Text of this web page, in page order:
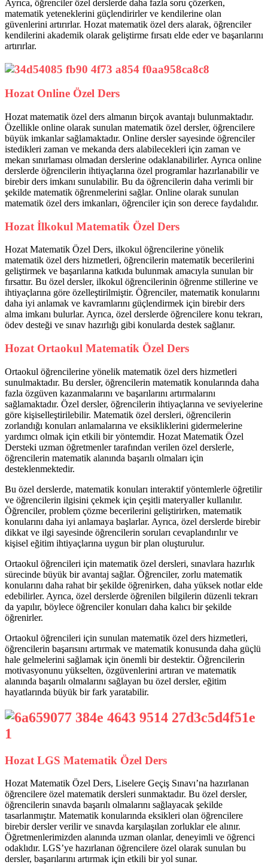
Ayrıca, öğrenciler özel derslerde daha fazla soru çözerken,
matematik yeteneklerini güçlendirirler ve kendilerine olan
güvenlerini artırırlar. Hozat matematik özel ders alarak, öğrenciler
kendilerini akademik olarak geliştirme fırsatı elde eder ve başarılarını
artırırlar.
Hozat Online Özel Ders
Hozat matematik özel ders almanın birçok avantajı bulunmaktadır.
Özellikle online olarak sunulan matematik özel dersler, öğrencilere
büyük imkanlar sağlamaktadır. Online dersler sayesinde öğrenciler
istedikleri zaman ve mekanda ders alabilecekleri için zaman ve
mekan sınırlaması olmadan derslerine odaklanabilirler. Ayrıca online
derslerde öğrencilerin ihtiyaçlarına özel programlar hazırlanabilir ve
birebir ders imkanı sunulabilir. Bu da öğrencilerin daha verimli bir
şekilde matematik öğrenmelerini sağlar. Online olarak sunulan
matematik özel ders imkanları, öğrenciler için son derece faydalıdır.
Hozat İlkokul Matematik Özel Ders
Hozat Matematik Özel Ders, ilkokul öğrencilerine yönelik
matematik özel ders hizmetleri, öğrencilerin matematik becerilerini
geliştirmek ve başarılarına katkıda bulunmak amacıyla sunulan bir
fırsattır. Bu özel dersler, ilkokul öğrencilerinin öğrenme stillerine ve
ihtiyaçlarına göre özelleştirilmiştir. Öğrenciler, matematik konularını
daha iyi anlamak ve kavramlarını güçlendirmek için birebir ders
alma imkanı bulurlar. Ayrıca, özel derslerde öğrencilere konu tekrarı,
ödev desteği ve sınav hazırlığı gibi konularda destek sağlanır.
Hozat Ortaokul Matematik Özel Ders
Ortaokul öğrencilerine yönelik matematik özel ders hizmetleri
sunulmaktadır. Bu dersler, öğrencilerin matematik konularında daha
fazla özgüven kazanmalarını ve başarılarını artırmalarını
sağlamaktadır. Özel dersler, öğrencilerin ihtiyaçlarına ve seviyelerine
göre kişiselleştirilebilir. Matematik özel dersleri, öğrencilerin
zorlandığı konuları anlamalarına ve eksikliklerini gidermelerine
yardımcı olmak için etkili bir yöntemdir. Hozat Matematik Özel
Dersteki uzman öğretmenler tarafından verilen özel derslerle,
öğrencilerin matematik alanında başarılı olmaları için
desteklenmektedir.
Bu özel derslerde, matematik konuları interaktif yöntemlerle öğretilir
ve öğrencilerin ilgisini çekmek için çeşitli materyaller kullanılır.
Öğrenciler, problem çözme becerilerini geliştirirken, matematik
konularını daha iyi anlamaya başlarlar. Ayrıca, özel derslerde birebir
dikkat ve ilgi sayesinde öğrencilerin soruları cevaplandırılır ve
kişisel eğitim ihtiyaçlarına uygun bir plan oluşturulur.
Ortaokul öğrencileri için matematik özel dersleri, sınavlara hazırlık
sürecinde büyük bir avantaj sağlar. Öğrenciler, zorlu matematik
konularını daha rahat bir şekilde öğrenirken, daha yüksek notlar elde
edebilirler. Ayrıca, özel derslerde öğrenilen bilgilerin düzenli tekrarı
da yapılır, böylece öğrenciler konuları daha kalıcı bir şekilde
öğrenirler.
Ortaokul öğrencileri için sunulan matematik özel ders hizmetleri,
öğrencilerin başarısını artırmak ve matematik konusunda daha güçlü
hale gelmelerini sağlamak için önemli bir destektir. Öğrencilerin
motivasyonunu yükselten, özgüvenlerini artıran ve matematik
alanında başarılı olmalarını sağlayan bu özel dersler, eğitim
hayatlarında büyük bir fark yaratabilir.
Hozat LGS Matematik Özel Ders
Hozat Matematik Özel Ders, Liselere Geçiş Sınavı’na hazırlanan
öğrencilere özel matematik dersleri sunmaktadır. Bu özel dersler,
öğrencilerin sınavda başarılı olmalarını sağlayacak şekilde
tasarlanmıştır. Matematik konularında eksikleri olan öğrencilere
birebir dersler verilir ve sınavda karşılaşılan zorluklar ele alınır.
Öğretmenlerimizden alanında uzman olanlar, deneyimli ve öğrenci
odaklıdır. LGS’ye hazırlanan öğrencilere özel olarak sunulan bu
dersler, başarılarını artırmak için etkili bir yol sunar.